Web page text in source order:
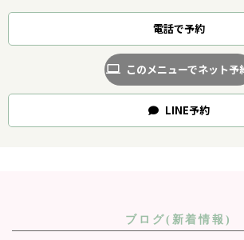
電話で予約
このメニューでネット予
LINE予約
ブログ(新着情報)